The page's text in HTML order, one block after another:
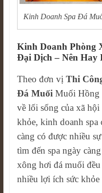
Kinh Doanh Spa Đá
Kinh Doanh Phòng
Đại Dịch – Nên Hay
Theo đơn vị Thi
Đá Muối Muối Hồng
về lối sống của xã
khỏe, kinh doanh spa
càng có được nhiều
tìm đến spa ngày
xông hơi đá muối
nhiều lợi ích sức